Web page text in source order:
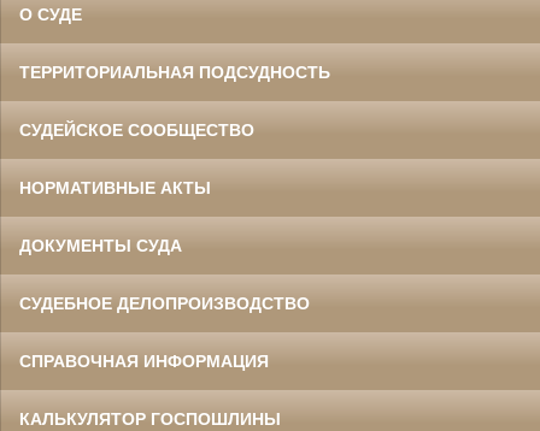
О СУДЕ
ТЕРРИТОРИАЛЬНАЯ ПОДСУДНОСТЬ
СУДЕЙСКОЕ СООБЩЕСТВО
НОРМАТИВНЫЕ АКТЫ
ДОКУМЕНТЫ СУДА
СУДЕБНОЕ ДЕЛОПРОИЗВОДСТВО
СПРАВОЧНАЯ ИНФОРМАЦИЯ
КАЛЬКУЛЯТОР ГОСПОШЛИНЫ